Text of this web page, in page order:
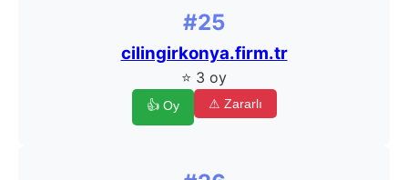
#25
cilingirkonya.firm.tr
⭐ 3 oy
👍 Oy ⚠ Zararlı